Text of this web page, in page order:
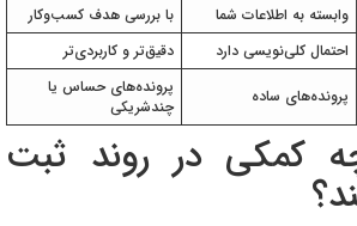
وابسته به اطلاعات شما
با بررسی هدف کسب‌وکار
احتمال کلی‌نویسی دارد
دقیق‌تر و کاربردی‌تر
پرونده‌های ساده
پرونده‌های حساس یا
چندشریکی
در روند ثبت